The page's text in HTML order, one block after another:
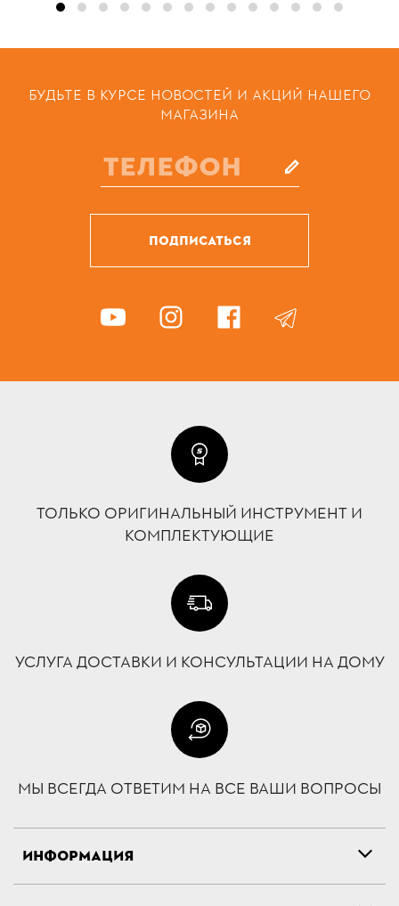
БУДЬТЕ В КУРСЕ НОВОСТЕЙ И АКЦИЙ НАШЕГО
МАГАЗИНА
ПОДПИСАТЬСЯ
ТОЛЬКО ОРИГИНАЛЬНЫЙ ИНСТРУМЕНТ И
КОМПЛЕКТУЮЩИЕ
УСЛУГА ДОСТАВКИ И КОНСУЛЬТАЦИИ НА ДОМУ
МЫ ВСЕГДА ОТВЕТИМ НА ВСЕ ВАШИ ВОПРОСЫ
ИНФОРМАЦИЯ